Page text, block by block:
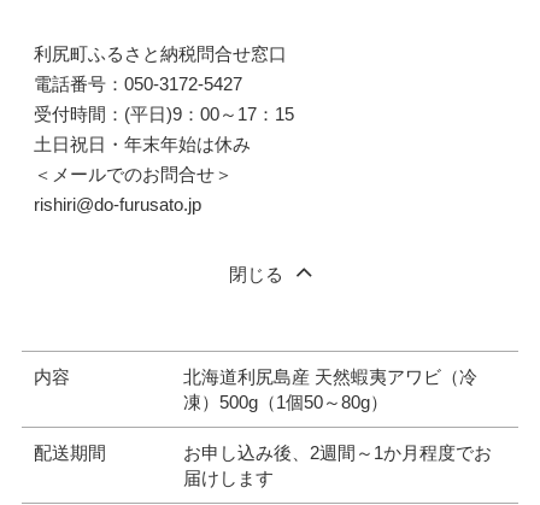
利尻町ふるさと納税問合せ窓口
電話番号：050-3172-5427
受付時間：(平日)9：00～17：15
土日祝日・年末年始は休み
＜メールでのお問合せ＞
rishiri@do-furusato.jp
閉じる
内容
北海道利尻島産 天然蝦夷アワビ（冷
凍）500g（1個50～80g）
配送期間
お申し込み後、2週間～1か月程度でお
届けします